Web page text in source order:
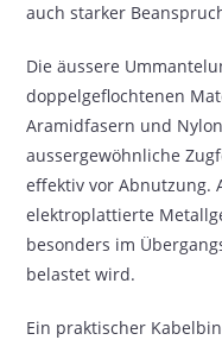
auch starker
Die äussere
doppelgeflochtenen
Aramidfasern und
aussergewöhnliche
effektiv vor Abnutzung.
elektroplattierte
besonders im
belastet wird.
Ein praktischer